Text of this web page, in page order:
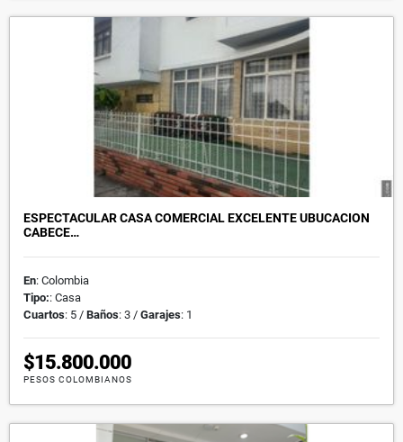
ESPECTACULAR CASA COMERCIAL EXCELENTE UBUCACION
CABECE…
En: Colombia
Tipo:: Casa
Cuartos: 5 / Baños: 3 / Garajes: 1
$15.800.000
PESOS COLOMBIANOS